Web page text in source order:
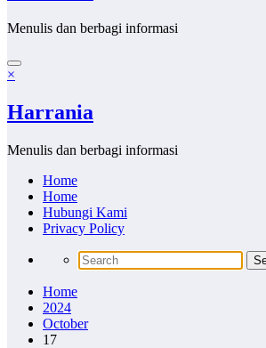
Menulis dan berbagi informasi
×
Harrania
Menulis dan berbagi informasi
Home
Home
Hubungi Kami
Privacy Policy
Home
2024
October
17